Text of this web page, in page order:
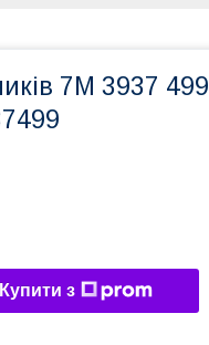
7M 3937 499
Купити з